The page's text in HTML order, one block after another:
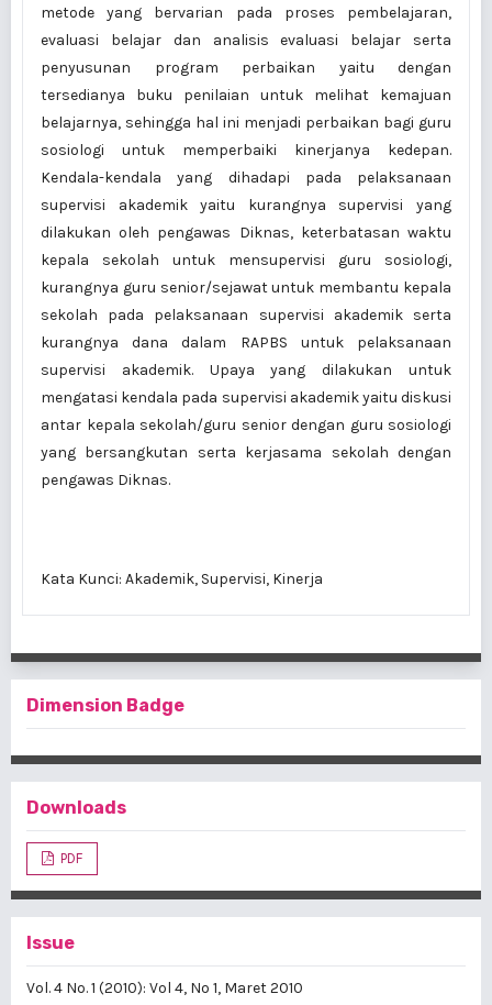
metode yang bervarian pada proses pembelajaran,
evaluasi belajar dan analisis evaluasi belajar serta
penyusunan program perbaikan yaitu dengan
tersedianya buku penilaian untuk melihat kemajuan
belajarnya, sehingga hal ini menjadi perbaikan bagi guru
sosiologi untuk memperbaiki kinerjanya kedepan.
Kendala-kendala yang dihadapi pada pelaksanaan
supervisi akademik yaitu kurangnya supervisi yang
dilakukan oleh pengawas Diknas, keterbatasan waktu
kepala sekolah untuk mensupervisi guru sosiologi,
kurangnya guru senior/sejawat untuk membantu kepala
sekolah pada pelaksanaan supervisi akademik serta
kurangnya dana dalam RAPBS untuk pelaksanaan
supervisi akademik. Upaya yang dilakukan untuk
mengatasi kendala pada supervisi akademik yaitu diskusi
antar kepala sekolah/guru senior dengan guru sosiologi
yang bersangkutan serta kerjasama sekolah dengan
pengawas Diknas.
Kata Kunci: Akademik, Supervisi, Kinerja
Dimension Badge
Downloads
PDF
Issue
Vol. 4 No. 1 (2010): Vol 4, No 1, Maret 2010